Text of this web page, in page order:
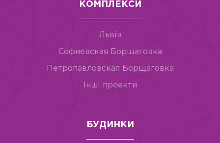
КОМПЛЕКСИ
Львів
Софиевская Борщаговка
Петропавловская Борщаговка
Інші проекти
БУДИНКИ